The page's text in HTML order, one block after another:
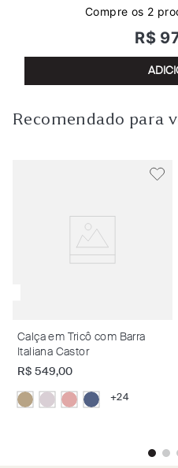
Compre os 2
R$
Recomendado para
Calça em Tricô com Barra
Italiana Castor
R$ 549,00
+24